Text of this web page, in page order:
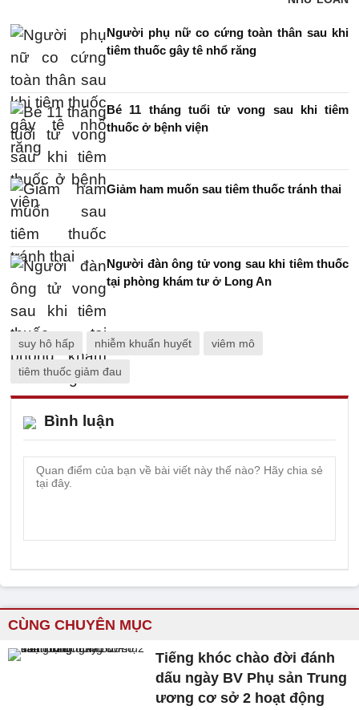
Người phụ nữ co cứng toàn thân sau khi
tiêm thuốc gây tê nhổ răng
Bé 11 tháng tuổi tử vong sau khi tiêm
thuốc ở bệnh viện
Giảm ham muốn sau tiêm thuốc tránh thai
Người đàn ông tử vong sau khi tiêm thuốc
tại phòng khám tư ở Long An
suy hô hấp nhiễm khuẩn huyết viêm mô
tiêm thuốc giảm đau
Bình luận
CÙNG CHUYÊN MỤC
Tiếng khóc chào đời đánh
dấu ngày BV Phụ sản Trung
ương cơ sở 2 hoạt động